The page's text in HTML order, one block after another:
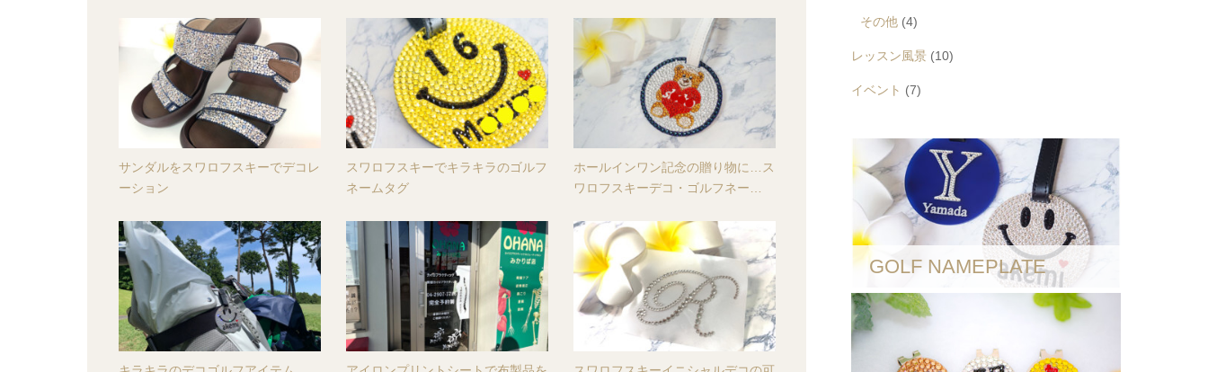
サンダルをスワロフスキーでデコレ
ーション
スワロフスキーでキラキラのゴルフ
ネームタグ
ホールインワン記念の贈り物に…ス
ワロフスキーデコ・ゴルフネー…
その他 (4)
レッスン風景 (10)
イベント (7)
GOLF NAMEPLATE